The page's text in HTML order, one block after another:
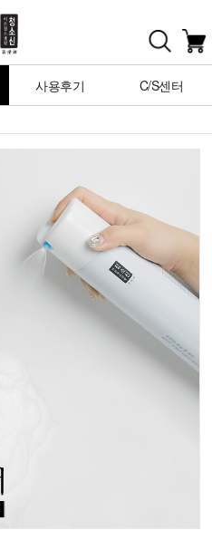
사용후기 C/S센터